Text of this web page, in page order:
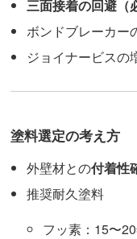
三面接着の回避（
ボンドブレーカー
ジョイナービスの
塗料選定の考え方
外壁材との付着性
推奨耐久塗料
フッ素：15〜